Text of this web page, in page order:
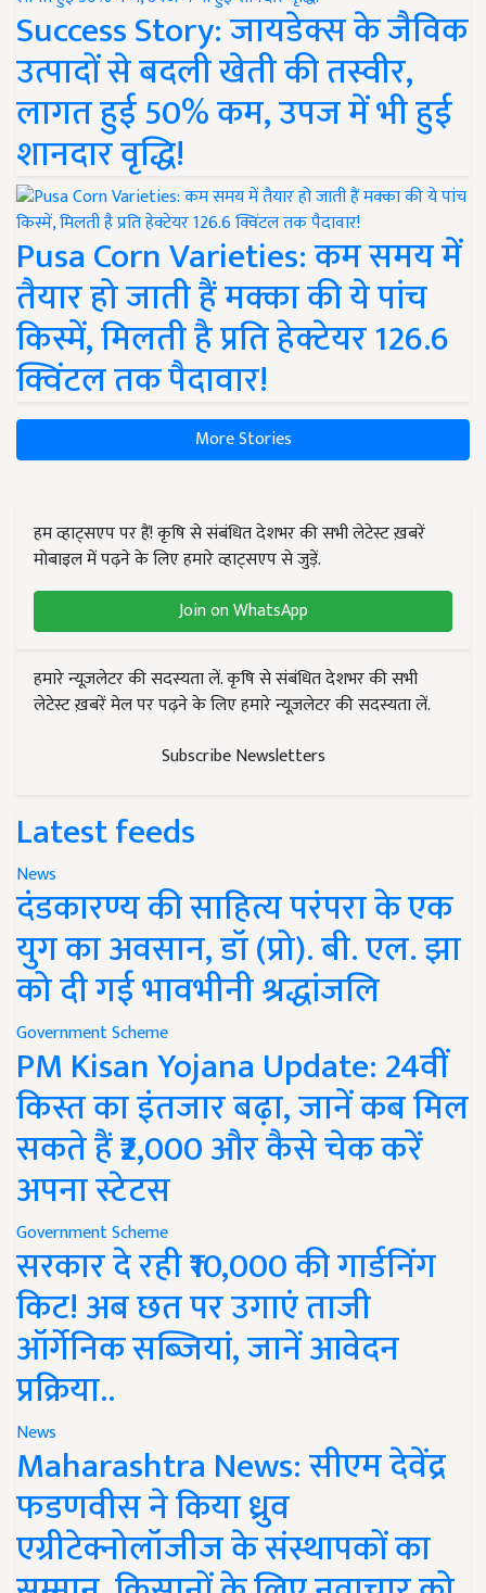
Success Story: जायडेक्स के जैविक
उत्पादों से बदली खेती की तस्वीर,
लागत हुई 50% कम, उपज में भी हुई
शानदार वृद्धि!
Pusa Corn Varieties: कम समय में
तैयार हो जाती हैं मक्का की ये पांच
किस्में, मिलती है प्रति हेक्टेयर 126.6
क्विंटल तक पैदावार!
More Stories
हम व्हाट्सएप पर हैं! कृषि से संबंधित देशभर की सभी लेटेस्ट ख़बरें
मोबाइल में पढ़ने के लिए हमारे व्हाट्सएप से जुड़ें.
Join on WhatsApp
हमारे न्यूज़लेटर की सदस्यता लें. कृषि से संबंधित देशभर की सभी
लेटेस्ट ख़बरें मेल पर पढ़ने के लिए हमारे न्यूज़लेटर की सदस्यता लें.
Subscribe Newsletters
Latest feeds
News
दंडकारण्य की साहित्य परंपरा के एक
युग का अवसान, डॉ (प्रो). बी. एल. झा
को दी गई भावभीनी श्रद्धांजलि
Government Scheme
PM Kisan Yojana Update: 24वीं
किस्त का इंतजार बढ़ा, जानें कब मिल
सकते हैं ₹2,000 और कैसे चेक करें
अपना स्टेटस
Government Scheme
सरकार दे रही ₹10,000 की गार्डनिंग
किट! अब छत पर उगाएं ताजी
ऑर्गेनिक सब्जियां, जानें आवेदन
प्रक्रिया..
News
Maharashtra News: सीएम देवेंद्र
फडणवीस ने किया ध्रुव
एग्रीटेक्नोलॉजीज के संस्थापकों का